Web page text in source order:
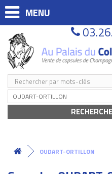
MENU
OUDART-ORTILLON
OUDART-ORTILLON